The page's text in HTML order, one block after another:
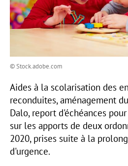
© Stock.adobe.com
Aides à la scolarisation des
reconduites, aménagement
Dalo, report d'échéances pour
sur les apports de deux
2020, prises suite à la
d'urgence.